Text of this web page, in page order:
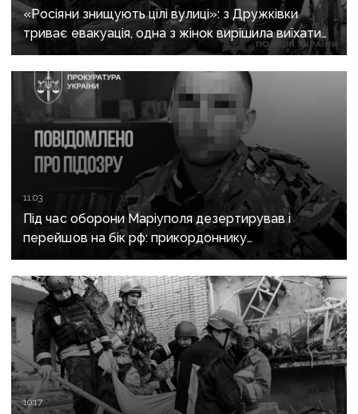
«Росіяни знищують цілі вулиці»: з Дружківки
триває евакуація, одна з жінок вирішила виїхати
після загибелі чоловіка
11:03
Під час оборони Маріуполя дезертирував і
перейшов на бік рф: прикордоннику
з «Азовсталі» повідомили про підозру
10:17